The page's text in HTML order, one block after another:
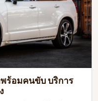
ร้อมคนขับ บริการ